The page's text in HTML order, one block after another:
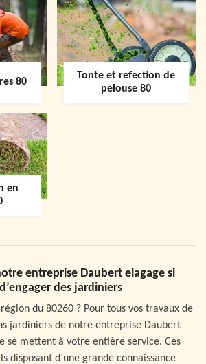
80
Tonte et refection de
pelouse 80
en
entreprise Daubert elagage si
des jardiniers
du 80260 ? Pour tous vos travaux de
jardiniers de notre entreprise Daubert
se mettent à votre entière service. Ces
disposant d’une grande connaissance